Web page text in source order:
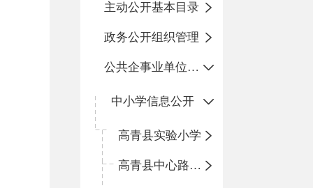
主动公开基本目录
政务公开组织管理
公共企事业单位信息公开
中小学信息公开
高青县实验小学
高青县中心路小学